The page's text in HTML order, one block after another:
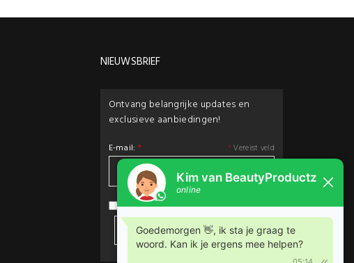
NIEUWSBRIEF
Ontvang belangrijke updates en
exclusieve aanbiedingen!
* Vereist veld
E-mail: *
Ik ga akkoord met hetprivacybeleid